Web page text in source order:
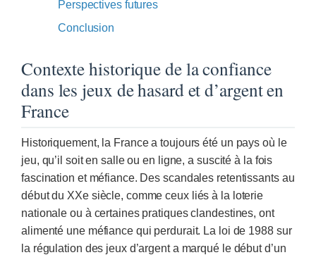
Perspectives futures
Conclusion
Contexte historique de la confiance
dans les jeux de hasard et d’argent en
France
Historiquement, la France a toujours été un pays où le
jeu, qu’il soit en salle ou en ligne, a suscité à la fois
fascination et méfiance. Des scandales retentissants au
début du XXe siècle, comme ceux liés à la loterie
nationale ou à certaines pratiques clandestines, ont
alimenté une méfiance qui perdurait. La loi de 1988 sur
la régulation des jeux d’argent a marqué le début d’un